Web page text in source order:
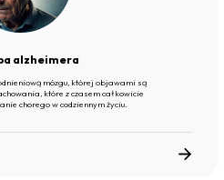
alzheimera
mózgu, której objawami są
które z czasem całkowicie
chorego w codziennym życiu.